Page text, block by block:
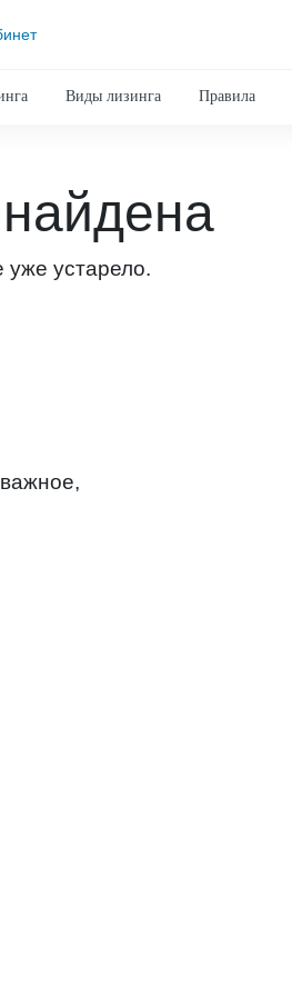
Виды лизинга Правила
устарело.